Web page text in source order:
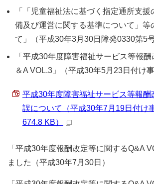
「「児童福祉法に基づく指定通所支
備及び運営に関する基準について」等
て」（平成30年3月30日障発0330第5号
「平成30年度障害福祉サービス等報
＆A VOL.3」（平成30年5月23日付け事
平成30年度障害福祉サービス等報酬
誤について（平成30年7月19日付け
674.8 KB）
「平成30年度報酬改定等に関するQ&A
ました（平成30年7月30日）